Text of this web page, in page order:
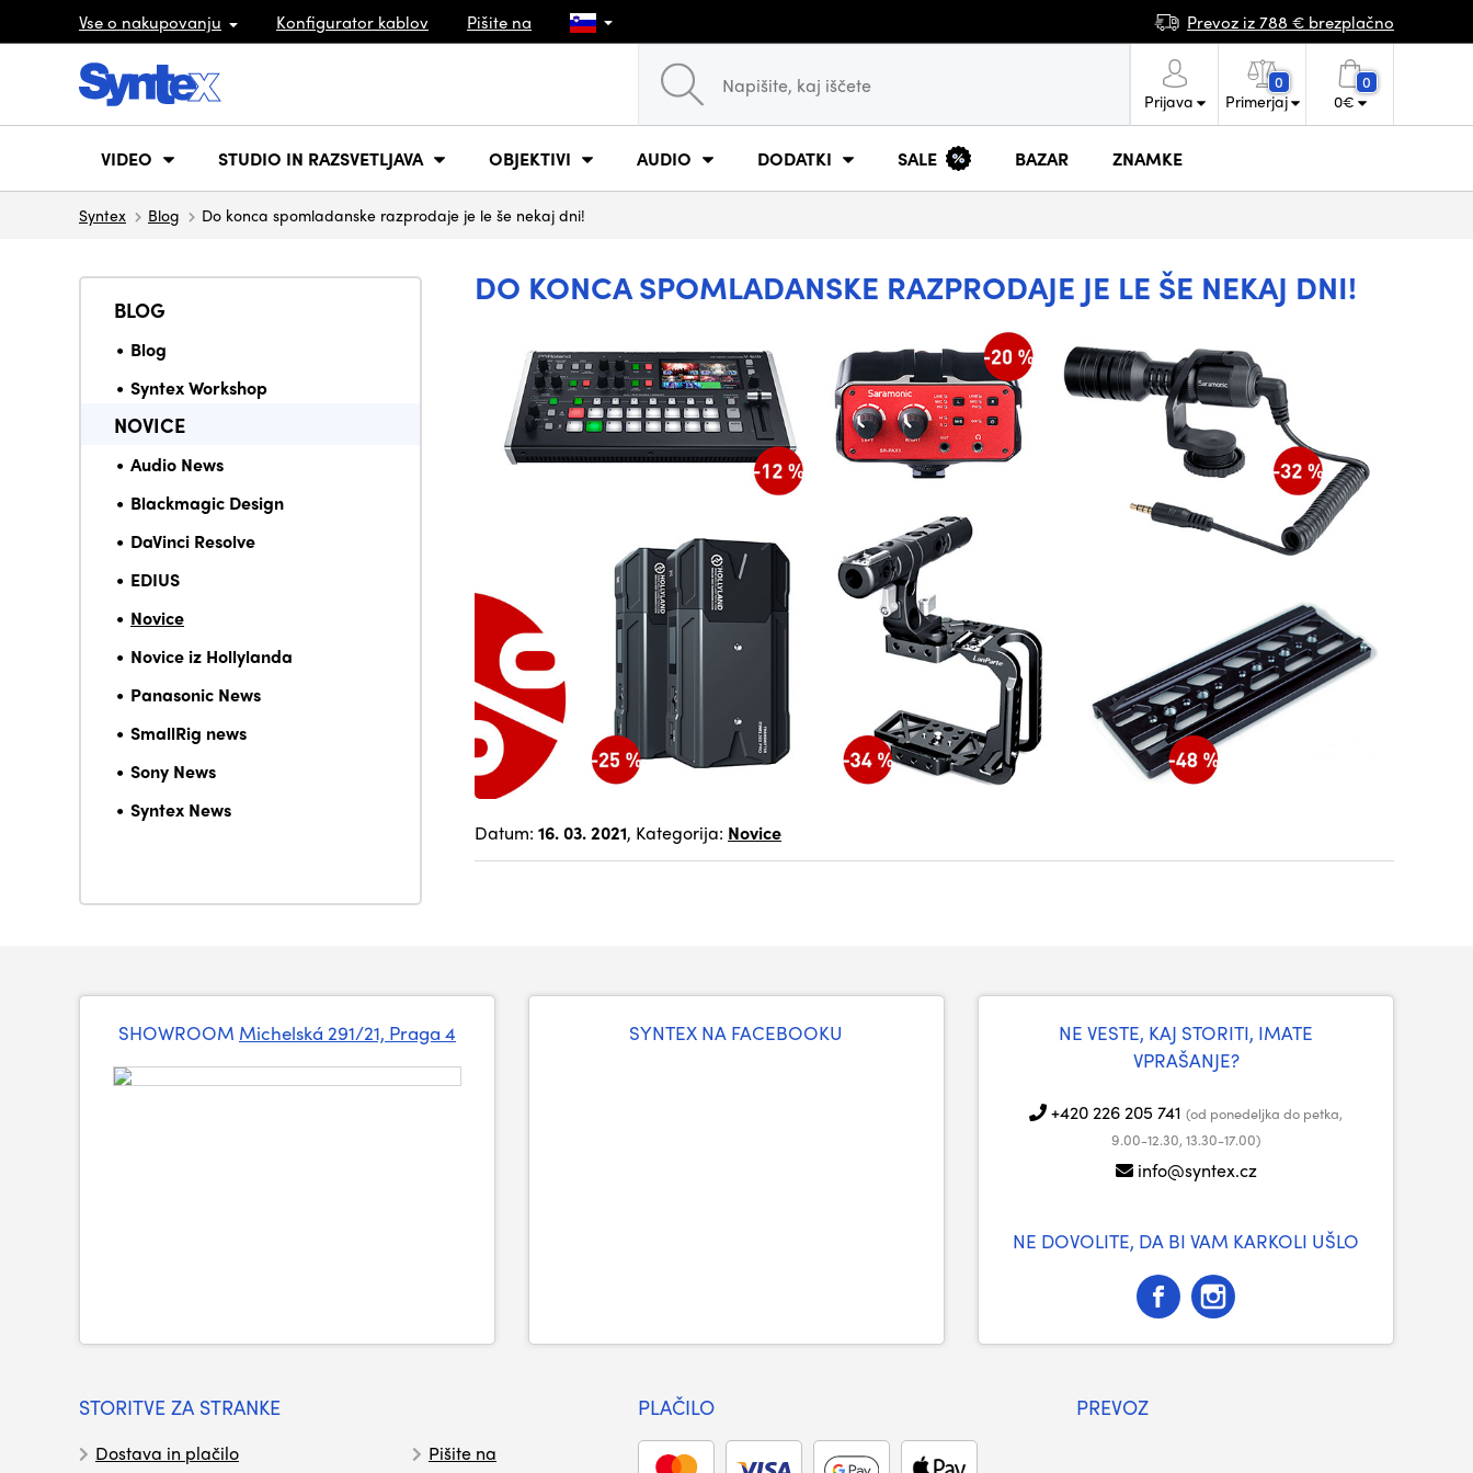
Vse o nakupovanju Konfigurator kablov Pišite na Prevoz iz 788 € brezplačno
Prijava
0
Primerjaj
0
0€
VIDEO STUDIO IN RAZSVETLJAVA OBJEKTIVI AUDIO DODATKI SALE BAZAR ZNAMKE
Syntex Blog Do konca spomladanske razprodaje je le še nekaj dni!
DO KONCA SPOMLADANSKE RAZPRODAJE JE LE ŠE NEKAJ DNI!
BLOG
Blog
Syntex Workshop
NOVICE
Audio News
Blackmagic Design
DaVinci Resolve
EDIUS
Novice
Novice iz Hollylanda
Panasonic News
SmallRig news
Sony News
Syntex News
Datum: 16. 03. 2021, Kategorija: Novice
SHOWROOM Michelská 291/21, Praga 4 SYNTEX NA FACEBOOKU
NE VESTE, KAJ STORITI, IMATE
VPRAŠANJE?
+420 226 205 741 (od ponedeljka do petka,
9.00-12.30, 13.30-17.00)
info@syntex.cz
NE DOVOLITE, DA BI VAM KARKOLI UŠLO
STORITVE ZA STRANKE
Dostava in plačilo Pišite na
PLAČILO PREVOZ